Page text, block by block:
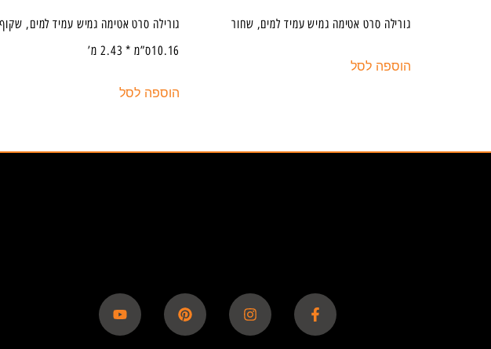
גורילה סרט אטימה גמיש עמיד למים, שחור
הוספה לסל
גורילה סרט אטימה גמיש עמיד למים,
10.16ס”מ * 2.43 מ’
הוספה לסל